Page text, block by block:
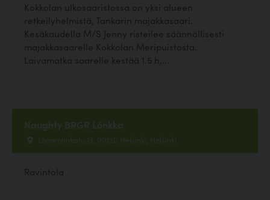
Kokkolan ulkosaaristossa on yksi alueen
retkeilyhelmistä, Tankarin majakkasaari.
Kesäkaudella M/S Jenny risteilee säännöllisesti
majakkasaarelle Kokkolan Meripuistosta.
Laivamatka saarelle kestää 1.5 h,...
Naughty BRGR Lönkka
Lönnrotinkatu 13, 00120 Helsinki, Helsinki
Ravintola